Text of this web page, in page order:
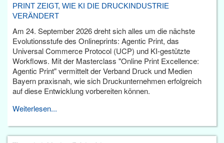
PRINT ZEIGT, WIE KI DIE DRUCKINDUSTRIE
VERÄNDERT
Am 24. September 2026 dreht sich alles um die nächste
Evolutionsstufe des Onlineprints: Agentic Print, das
Universal Commerce Protocol (UCP) und KI-gestützte
Workflows. Mit der Masterclass "Online Print Excellence:
Agentic Print" vermittelt der Verband Druck und Medien
Bayern praxisnah, wie sich Druckunternehmen erfolgreich
auf diese Entwicklung vorbereiten können.
Weiterlesen...